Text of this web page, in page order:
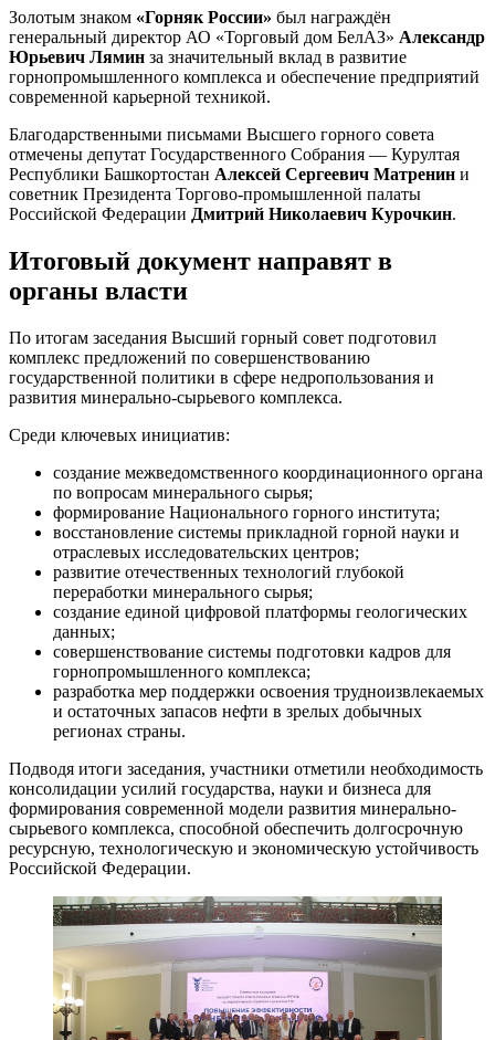
Золотым знаком «Горняк России» был награждён
генеральный директор АО «Торговый дом БелАЗ» Александр
Юрьевич Лямин за значительный вклад в развитие
горнопромышленного комплекса и обеспечение предприятий
современной карьерной техникой.
Благодарственными письмами Высшего горного совета
отмечены депутат Государственного Собрания — Курултая
Республики Башкортостан Алексей Сергеевич Матренин и
советник Президента Торгово-промышленной палаты
Российской Федерации Дмитрий Николаевич Курочкин.
Итоговый документ направят в
органы власти
По итогам заседания Высший горный совет подготовил
комплекс предложений по совершенствованию
государственной политики в сфере недропользования и
развития минерально-сырьевого комплекса.
Среди ключевых инициатив:
создание межведомственного координационного органа
по вопросам минерального сырья;
формирование Национального горного института;
восстановление системы прикладной горной науки и
отраслевых исследовательских центров;
развитие отечественных технологий глубокой
переработки минерального сырья;
создание единой цифровой платформы геологических
данных;
совершенствование системы подготовки кадров для
горнопромышленного комплекса;
разработка мер поддержки освоения трудноизвлекаемых
и остаточных запасов нефти в зрелых добычных
регионах страны.
Подводя итоги заседания, участники отметили необходимость
консолидации усилий государства, науки и бизнеса для
формирования современной модели развития минерально-
сырьевого комплекса, способной обеспечить долгосрочную
ресурсную, технологическую и экономическую устойчивость
Российской Федерации.